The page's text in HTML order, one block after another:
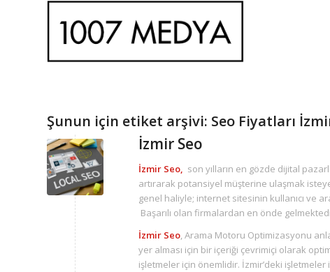
Şunun için etiket arşivi: Seo Fiyatları
İzmir Seo
İzmir Seo, son yılların en gözde dijital
artırarak potansiyel müşterine ulaşmak
genel haliyle; internet sitesinin kullanıcı ve
Başarılı olan firmalardan en önde
İzmir Seo, Arama Motoru Optimizasyonu
yer alması için bir içeriği çevrimiçi olarak
işletmeler için önemlidir. İzmir’deki